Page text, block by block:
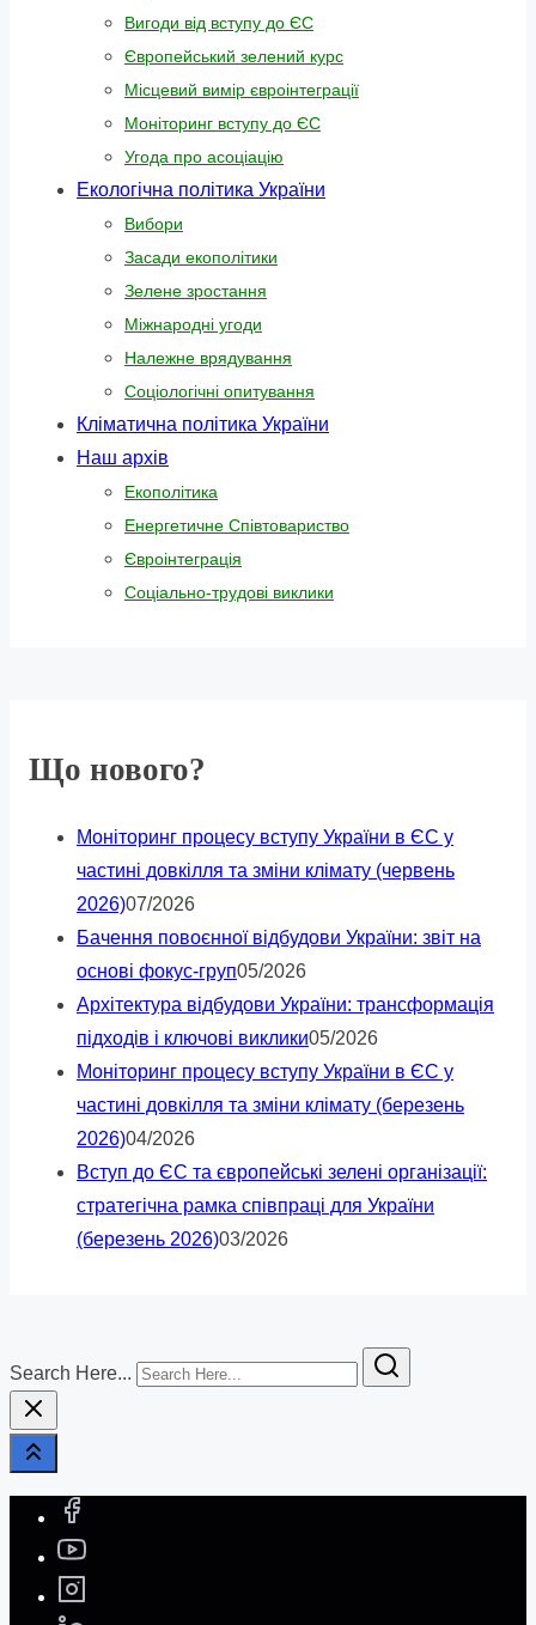
Вигоди від вступу до ЄС
Європейський зелений курс
Місцевий вимір євроінтеграції
Моніторинг вступу до ЄС
Угода про асоціацію
Екологічна політика України
Вибори
Засади екополітики
Зелене зростання
Міжнародні угоди
Належне врядування
Соціологічні опитування
Кліматична політика України
Наш архів
Екополітика
Енергетичне Співтовариство
Євроінтеграція
Соціально-трудові виклики
Що нового?
Моніторинг процесу вступу України в ЄС у
частині довкілля та зміни клімату (червень
2026)07/2026
Бачення повоєнної відбудови України: звіт на
основі фокус-груп05/2026
Архітектура відбудови України: трансформація
підходів і ключові виклики05/2026
Моніторинг процесу вступу України в ЄС у
частині довкілля та зміни клімату (березень
2026)04/2026
Вступ до ЄС та європейські зелені організації:
стратегічна рамка співпраці для України
(березень 2026)03/2026
Search Here...